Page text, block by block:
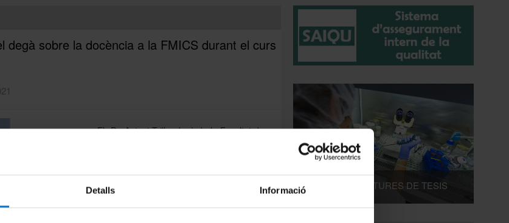
Detalls Informació
degà sobre la docència a la FMICS durant el curs
El Dr. Antoni Trilla, degà de la Facultat de
curs 2021-22.
Podeu llegir el comunicat
DIPÒSITS I LECTURES DE TESIS